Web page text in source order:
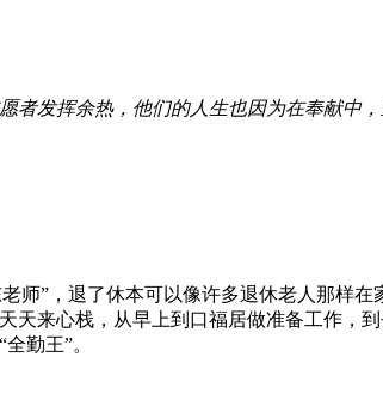
发挥余热，他们的人生也因为在奉献中
师”，退了休本可以像许多退休老人那样
来心栈，从早上到口福居做准备工作，
勤王”。